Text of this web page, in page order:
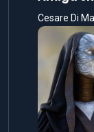
Cesare Di